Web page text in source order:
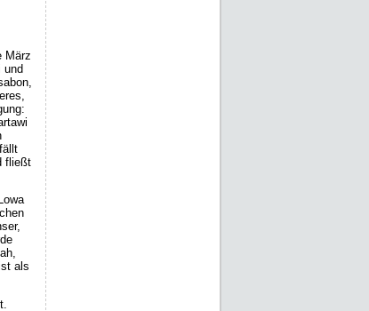
März
und
fließt
als